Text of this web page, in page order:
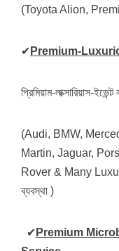
(Toyota Alion,
✔ Premium-
প্রিমিয়াম-লাক্সারিয়াস-ইভেন্ট
(Audi, BMW,
Martin, Jaguar,
Rover & Many
ব্যবস্থা )
✔ Premium